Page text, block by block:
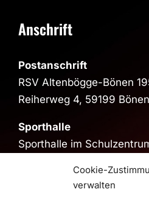
Cookie-
verwalten
Anschrift
Postanschrift
RSV Altenbögge-Bönen
Reiherweg 4, 59199 Bönen
Sporthalle
Sporthalle im